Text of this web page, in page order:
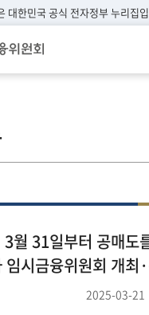
대한민국 공식 전자정부 누리집
월 31일부터 공매도
시금융위원회 개최
2025-03-21